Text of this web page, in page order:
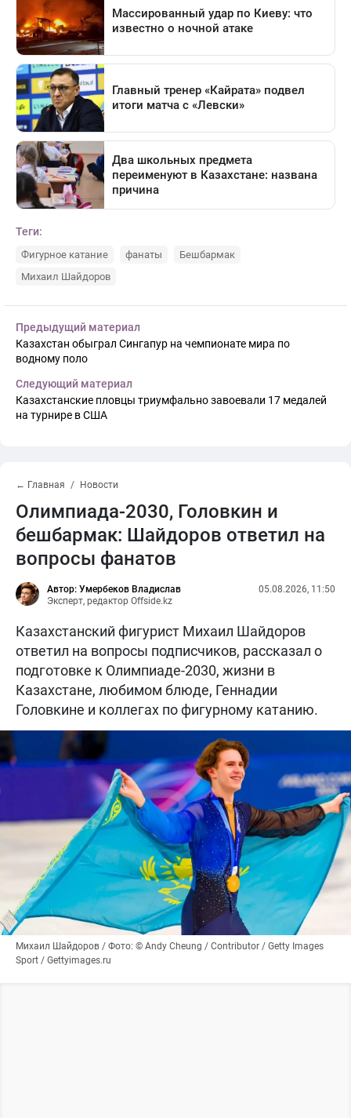
Теги:
Фигурное катание фанаты
Бешбармак
Михаил Шайдоров
Предыдущий материал
Казахстан обыграл Сингапур на чемпионате мира по
водному поло
Следующий материал
Казахстанские пловцы триумфально завоевали 17 медалей
на турнире в США
← Главная Новости
Олимпиада-2030, Головкин и
бешбармак: Шайдоров ответил на
вопросы фанатов
Автор: Умербеков Владислав
Эксперт, редактор Offside.kz
05.08.2026, 11:50
Казахстанский фигурист Михаил Шайдоров
ответил на вопросы подписчиков, рассказал о
подготовке к Олимпиаде-2030, жизни в
Казахстане, любимом блюде, Геннадии
Головкине и коллегах по фигурному катанию.
Михаил Шайдоров / Фото: © Andy Cheung / Contributor / Getty Images
Sport / Gettyimages.ru